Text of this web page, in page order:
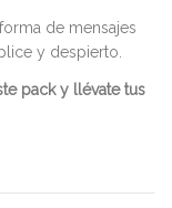
de mensajes
y despierto.
pack y llévate tus